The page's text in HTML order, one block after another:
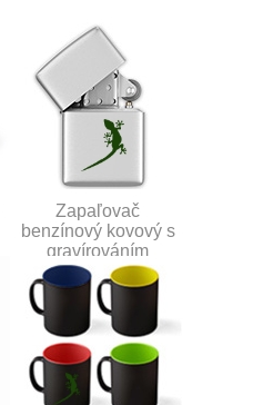
Zapaľovač
benzínový kovový s
gravírováním